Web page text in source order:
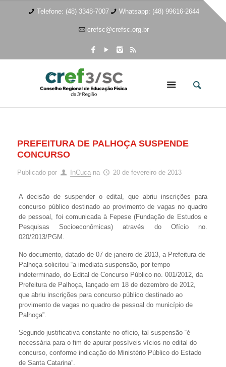
Telefone: (48) 3348-7007 Whatsapp: (48) 99616-2644
crefsc@crefsc.org.br
PREFEITURA DE PALHOÇA SUSPENDE
CONCURSO
Publicado por InCuca na 20 de fevereiro de 2013
A decisão de suspender o edital, que abriu inscrições para
concurso público destinado ao provimento de vagas no quadro
de pessoal, foi comunicada à Fepese (Fundação de Estudos e
Pesquisas Socioeconômicas) através do Ofício no.
020/2013/PGM.
No documento, datado de 07 de janeiro de 2013, a Prefeitura de
Palhoça solicitou “a imediata suspensão, por tempo
indeterminado, do Edital de Concurso Público no. 001/2012, da
Prefeitura de Palhoça, lançado em 18 de dezembro de 2012,
que abriu inscrições para concurso público destinado ao
provimento de vagas no quadro de pessoal do município de
Palhoça”.
Segundo justificativa constante no ofício, tal suspensão “é
necessária para o fim de apurar possíveis vícios no edital do
concurso, conforme indicação do Ministério Público do Estado
de Santa Catarina”.